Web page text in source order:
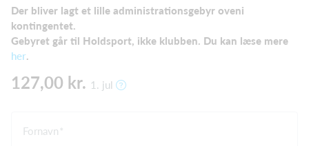
Der bliver lagt et lille administrationsgebyr oveni
kontingentet.
Gebyret går til Holdsport, ikke klubben. Du kan læse mere
her.
127,00 kr. 1. jul
Fornavn